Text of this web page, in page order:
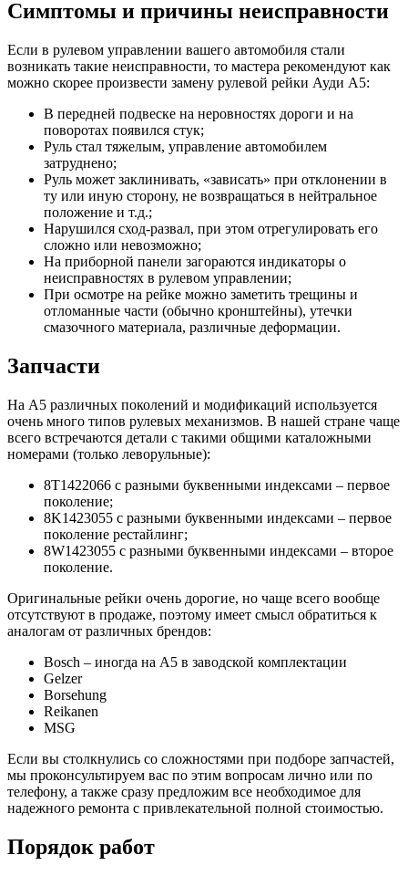
Симптомы и причины неисправности
Если в рулевом управлении вашего автомобиля стали
возникать такие неисправности, то мастера рекомендуют как
можно скорее произвести замену рулевой рейки Ауди А5:
В передней подвеске на неровностях дороги и на
поворотах появился стук;
Руль стал тяжелым, управление автомобилем
затруднено;
Руль может заклинивать, «зависать» при отклонении в
ту или иную сторону, не возвращаться в нейтральное
положение и т.д.;
Нарушился сход-развал, при этом отрегулировать его
сложно или невозможно;
На приборной панели загораются индикаторы о
неисправностях в рулевом управлении;
При осмотре на рейке можно заметить трещины и
отломанные части (обычно кронштейны), утечки
смазочного материала, различные деформации.
Запчасти
На А5 различных поколений и модификаций используется
очень много типов рулевых механизмов. В нашей стране чаще
всего встречаются детали с такими общими каталожными
номерами (только леворульные):
8T1422066 с разными буквенными индексами – первое
поколение;
8K1423055 с разными буквенными индексами – первое
поколение рестайлинг;
8W1423055 с разными буквенными индексами – второе
поколение.
Оригинальные рейки очень дорогие, но чаще всего вообще
отсутствуют в продаже, поэтому имеет смысл обратиться к
аналогам от различных брендов:
Bosch – иногда на А5 в заводской комплектации
Gelzer
Borsehung
Reikanen
MSG
Если вы столкнулись со сложностями при подборе запчастей,
мы проконсультируем вас по этим вопросам лично или по
телефону, а также сразу предложим все необходимое для
надежного ремонта с привлекательной полной стоимостью.
Порядок работ